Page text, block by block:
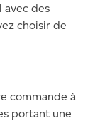
avec des
choisir de
commande à
portant une